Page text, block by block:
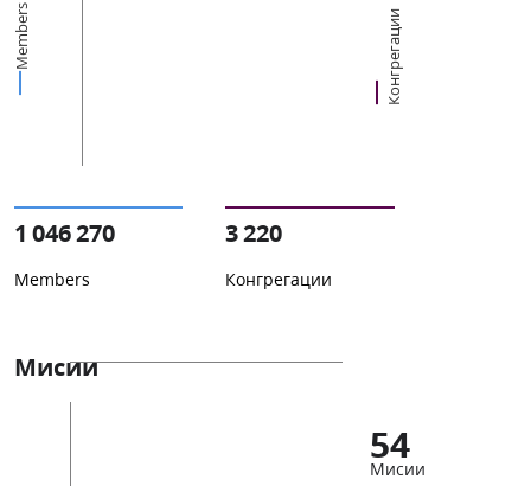
Members Конгрегации
1 046 270
Members
3 220
Конгрегации
Мисии
54
Мисии